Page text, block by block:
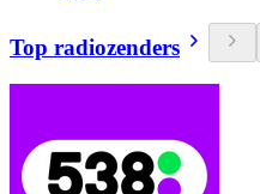
Top radiozenders